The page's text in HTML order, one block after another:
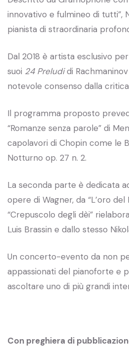
innovativo e fulmineo di tutti”,
pianista di straordinaria
Dal 2018 è artista esclusivo
suoi 24 Preludidi
notevole consenso dalla
Il programma proposto
“Romanze senza parole” di
capolavori di Chopin come le
Notturno op. 27 n. 2.
La seconda parte è dedicata
opere di Wagner, da “L’oro del
“Crepuscolo degli dèi”
Luis Brassin e dallo stesso
Un concerto-evento da non
appassionati del pianoforte e
ascoltare uno di più grandi
Con preghiera di